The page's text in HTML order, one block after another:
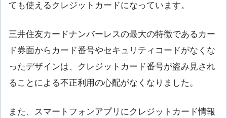
ても使えるクレジットカードになっています。
三井住友カードナンバーレスの最大の特徴であるカー
ド券面からカード番号やセキュリティコードがなくな
ったデザインは、クレジットカード番号が盗み見され
ることによる不正利用の心配がなくなりました。
また、スマートフォンアプリにクレジットカード情報